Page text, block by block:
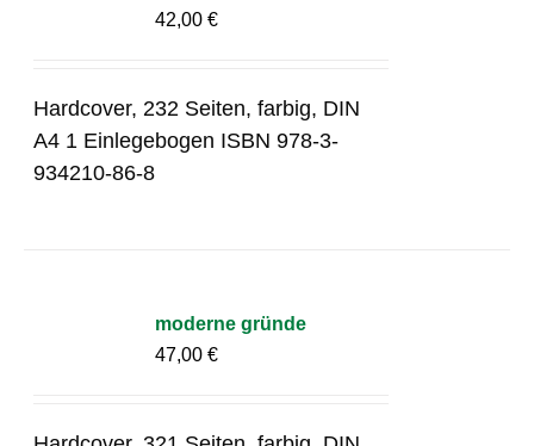
42,00€
Hardcover, 232 Seiten, farbig, DIN
A4 1 Einlegebogen ISBN 978-3-
934210-86-8
moderne gründe
47,00€